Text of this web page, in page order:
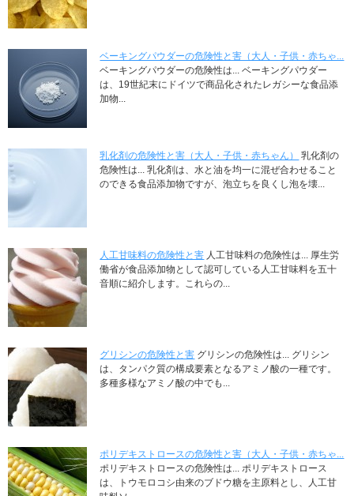
ベーキングパウダーの危険性と害（大人・子供・赤ちゃ...
ベーキングパウダーの危険性は... ベーキングパウダー
は、19世紀末にドイツで商品化されたレガシーな食品添
加物...
乳化剤の危険性と害（大人・子供・赤ちゃん）
乳化剤の
危険性は... 乳化剤は、水と油を均一に混ぜ合わせること
のできる食品添加物ですが、泡立ちを良くし泡を壊...
人工甘味料の危険性と害 人工甘味料の危険性は... 厚生労
働省が食品添加物として認可している人工甘味料を五十
音順に紹介します。これらの...
グリシンの危険性と害 グリシンの危険性は... グリシン
は、タンパク質の構成要素となるアミノ酸の一種です。
多種多様なアミノ酸の中でも...
ポリデキストロースの危険性と害（大人・子供・赤ちゃ...
ポリデキストロースの危険性は... ポリデキストロース
は、トウモロコシ由来のブドウ糖を主原料とし、人工甘